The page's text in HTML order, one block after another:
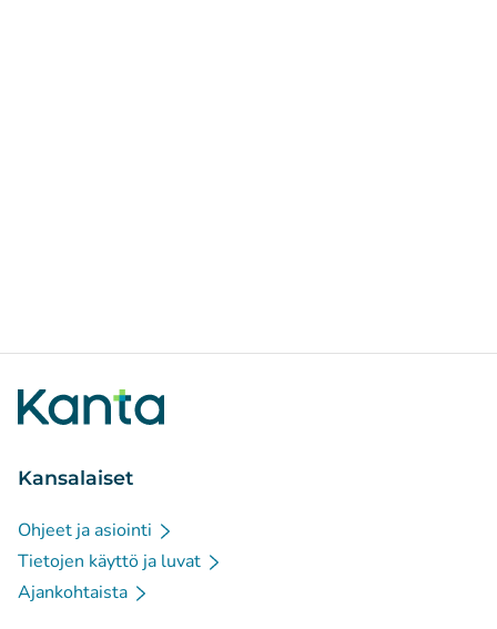
Kansalaiset
Ohjeet ja asiointi
Tietojen käyttö ja luvat
Ajankohtaista